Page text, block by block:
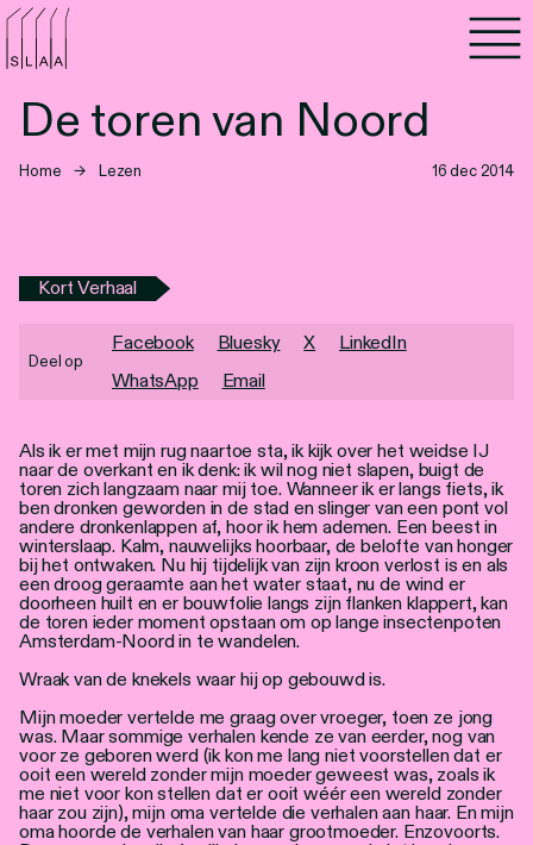
De toren van Noord
Home → Lezen 16 dec 2014
Als ik er met mijn rug naartoe sta, ik kijk over het weidse IJ
naar de overkant en ik denk: ik wil nog niet slapen, buigt de
toren zich langzaam naar mij toe. Wanneer ik er langs fiets, ik
ben dronken geworden in de stad en slinger van een pont vol
andere dronkenlappen af, hoor ik hem ademen. Een beest in
winterslaap. Kalm, nauwelijks hoorbaar, de belofte van honger
bij het ontwaken. Nu hij tijdelijk van zijn kroon verlost is en als
een droog geraamte aan het water staat, nu de wind er
doorheen huilt en er bouwfolie langs zijn flanken klappert, kan
de toren ieder moment opstaan om op lange insectenpoten
Amsterdam-Noord in te wandelen.
Wraak van de knekels waar hij op gebouwd is.
Mijn moeder vertelde me graag over vroeger, toen ze jong
was. Maar sommige verhalen kende ze van eerder, nog van
voor ze geboren werd (ik kon me lang niet voorstellen dat er
ooit een wereld zonder mijn moeder geweest was, zoals ik
me niet voor kon stellen dat er ooit wéér een wereld zonder
haar zou zijn), mijn oma vertelde die verhalen aan haar. En mijn
oma hoorde de verhalen van haar grootmoeder. Enzovoorts.
Kort Verhaal
Deel op
Facebook Bluesky X
LinkedIn
WhatsApp
Email
Agenda
Programma's
Lezen
Luisteren
Nieuwsbrief
Over SLAA
Vacatures
Locaties
Personen
Toegankelijkheid
Stadsdichter